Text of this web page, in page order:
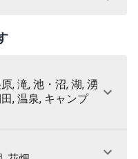
, 滝, 池・沼, 湖, 湧
, 温泉, キャンプ